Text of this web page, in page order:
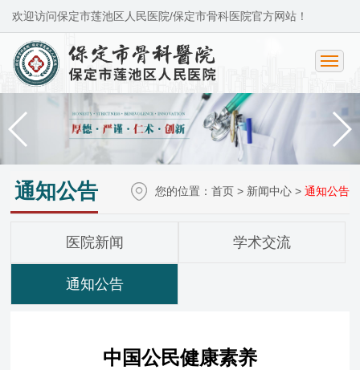
欢迎访问保定市莲池区人民医院/保定市骨科医院官方网站！
您的位置： 首页> 新闻中心> 通知公告
通知公告
医院新闻 学术交流
通知公告
中国公民健康素养